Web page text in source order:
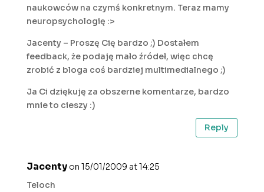
naukowców na czymś konkretnym. Teraz mamy
neuropsychologię :>
Jacenty – Proszę Cię bardzo ;) Dostałem
feedback, że podaję mało źródeł, więc chcę
zrobić z bloga coś bardziej multimedialnego ;)
Ja Ci dziękuję za obszerne komentarze, bardzo
mnie to cieszy :)
Reply
Jacenty on 15/01/2009 at 14:25
Teloch